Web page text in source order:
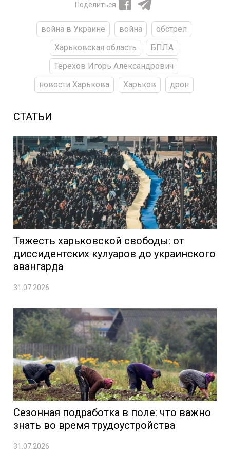
Поделиться
война в Украине война
обстрел
Харьковская область
БПЛА
Терехов Игорь Александрович
новости Харькова
Харьков дрон
СТАТЬИ
Тяжесть харьковской свободы: от
диссидентских кулуаров до украинского
авангарда
31.07.2026
Сезонная подработка в поле: что важно
знать во время трудоустройства
31.07.2026